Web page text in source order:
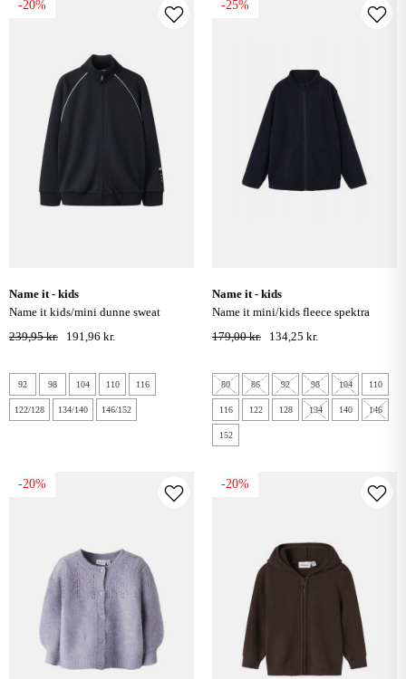
-20%
name it - kids
name it kids/mini dunne sweat
cardigan - sort
239,95 kr. 191,96 kr.
92 98 104 110 116
122/128 134/140 146/152
-25%
name it - kids
name it mini/kids fleece spektra
cardigan - dark sapphire
179,00 kr. 134,25 kr.
80 86 92 98 104 110
116 122 128 134 140 146
152
-20% -20%